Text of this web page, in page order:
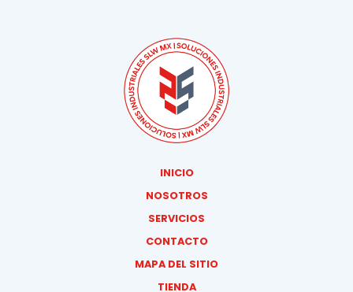
INICIO
NOSOTROS
SERVICIOS
CONTACTO
MAPA DEL SITIO
TIENDA